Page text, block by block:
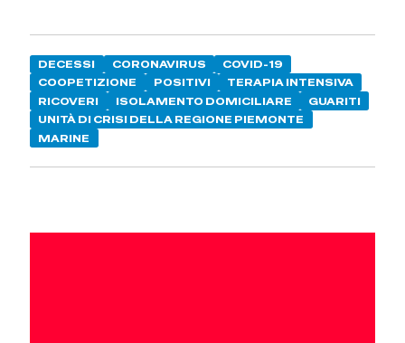
DECESSI CORONAVIRUS
COVID-19
COOPETIZIONE
POSITIVI
TERAPIA INTENSIVA
RICOVERI
ISOLAMENTO DOMICILIARE
GUARITI
UNITÀ DI CRISI DELLA REGIONE PIEMONTE
MARINE